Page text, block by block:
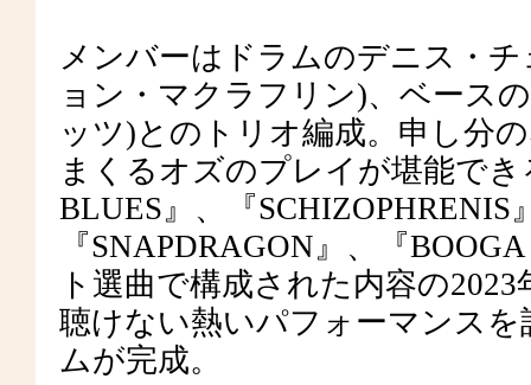
メンバーはドラムのデニス・
ョン・マクラフリン)、ベース
ッツ)とのトリオ編成。申し分
まくるオズのプレイが堪能で
BLUES』、『
『SNAPDRAGON』、『
ト選曲で構成された内容の
聴けない熱いパフォーマンス
ムが完成。